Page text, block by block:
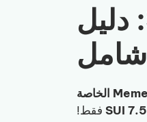
كيفية إنشاء Meme Coin على SUI: دليل
شامل
كيفية إنشاء Meme Coin الخاصة
7.5 SUI فقط!